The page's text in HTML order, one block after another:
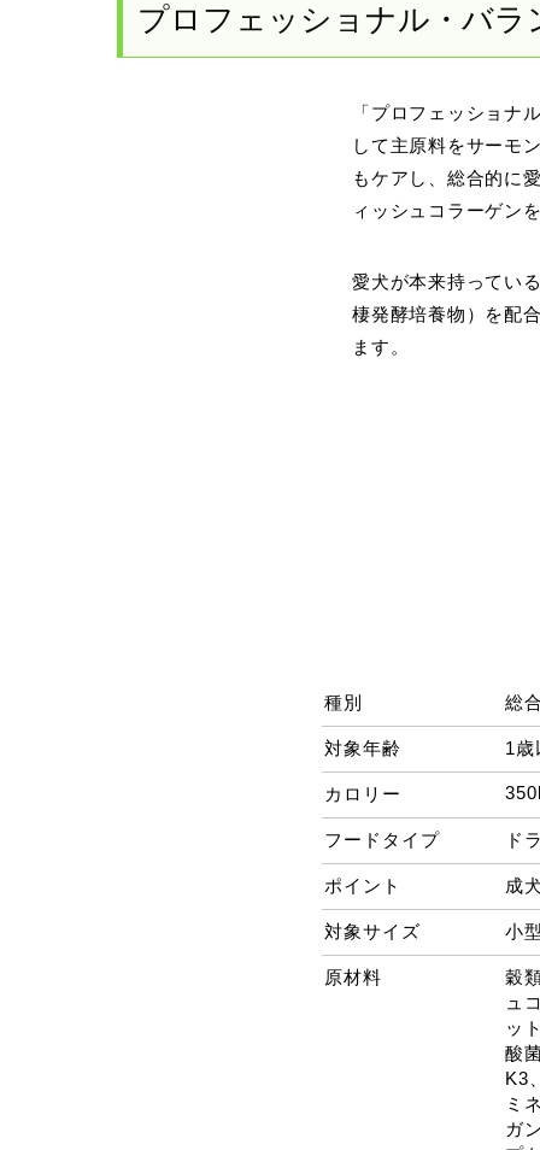
プロフェッショナル・バ
「プロフェッショナ
して主原料をサーモ
もケアし、総合的に
ィッシュコラーゲン
愛犬が本来持ってい
棲発酵培養物）を配
ます。
種別 総
対象年齢 1歳
カロリー
フードタイプ ド
ポイント 成
対象サイズ 小
原材料
穀
ュ
ッ
酸
K3
ミ
ガ